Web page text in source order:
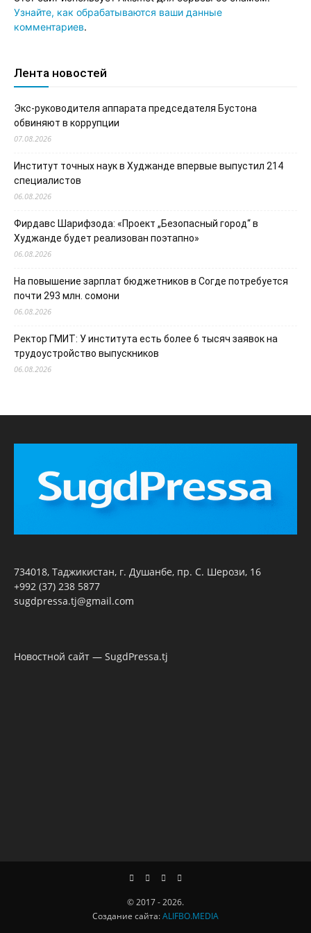
Узнайте, как обрабатываются ваши данные
комментариев.
Лента новостей
Экс-руководителя аппарата председателя Бустона
обвиняют в коррупции
07.08.2026
Институт точных наук в Худжанде впервые выпустил 214
специалистов
06.08.2026
Фирдавс Шарифзода: «Проект „Безопасный город“ в
Худжанде будет реализован поэтапно»
06.08.2026
На повышение зарплат бюджетников в Согде потребуется
почти 293 млн. сомони
06.08.2026
Ректор ГМИТ: У института есть более 6 тысяч заявок на
трудоустройство выпускников
06.08.2026
734018, Таджикистан, г. Душанбе, пр. С. Шерози, 16
+992 (37) 238 5877
sugdpressa.tj@gmail.com
Новостной сайт — SugdPressa.tj
© 2017 - 2026.
Создание сайта:ALIFBO.MEDIA